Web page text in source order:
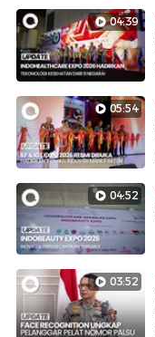
04:39
05:54
04:52
03:52